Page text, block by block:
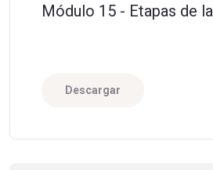
Módulo 15 - Etapas de
Descargar